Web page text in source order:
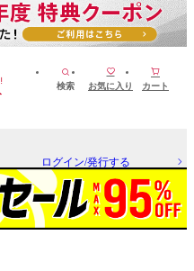
検索 お気に入り カート
ログイン/発行する